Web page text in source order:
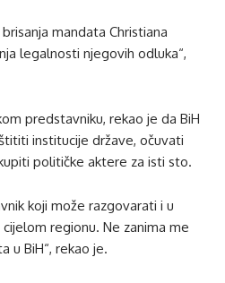
mandata Christiana
legalnosti njegovih odluka“,
predstavniku, rekao je da BiH
institucije države, očuvati
političke aktere za isti sto.
koji može razgovarati i u
regionu. Ne zanima me
u BiH“, rekao je.